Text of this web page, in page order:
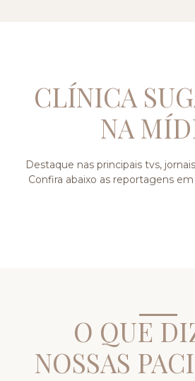
CLÍNICA
NA
Destaque nas principais tvs,
Confira abaixo as reportagens
O QUE
NOSSAS